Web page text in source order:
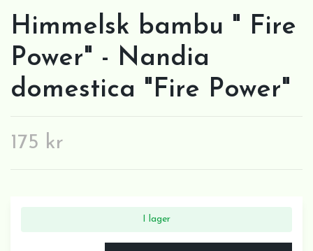
Himmelsk bambu " Fire
Power" - Nandia
domestica "Fire Power"
175 kr
I lager